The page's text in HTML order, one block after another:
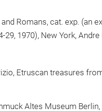
Romans, cat. exp. (an
1970), New York,
Etruscan treasures
Altes Museum Berlin,